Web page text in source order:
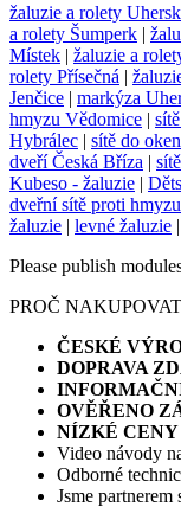
žaluzie a rolety
a rolety Šumperk |
Místek | žaluzie a
rolety Přísečná |
Jenčice | markýza
hmyzu Vědomice |
Hybrálec | sítě do
dveří Česká Bříza |
Kubeso - žaluzie |
dveřní sítě proti hmyzu
žaluzie | levné žaluzie |
Please publish
PROČ
ČESKÉ
DOPRAVA
OVĚŘENO
NÍZKÉ CENY
Video návody
Odborné
Jsme partnerem